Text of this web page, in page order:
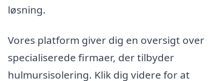
løsning.
Vores platform giver dig en oversigt over
specialiserede firmaer, der tilbyder
hulmursisolering. Klik dig videre for at